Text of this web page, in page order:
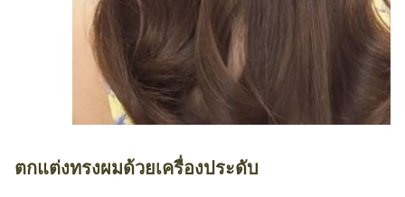
ตกแต่งทรงผมด้วยเครื่องประดับ